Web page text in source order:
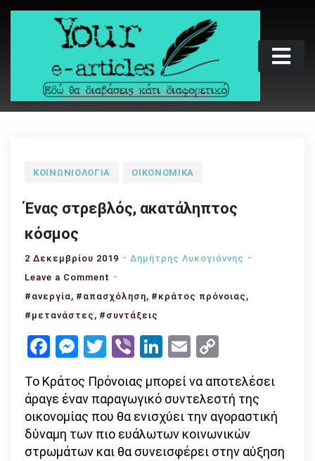
Skip
Your e-articles
Εδώ θα διαβάσεις κάτι διαφορετικό
ΚΟΙΝΩΝΙΟΛΟΓΊΑ ΟΙΚΟΝΟΜΙΚΆ
Ένας στρεβλός, ακατάληπτος
κόσμος
2 Δεκεμβρίου 2019
Δημήτρης Λυκογιάννης
Leave a Comment on
Ένας
στρεβλός,
κόσμος
#ανεργία, #απασχόληση, #κράτος πρόνοιας ,
#μετανάστες , #συντάξεις
Facebook
Messenger
Twitter
ViberLinkedIn
Email
Link
Το Κράτος Πρόνοιας μπορεί να αποτελέσει
άραγε έναν παραγωγικό συντελεστή της
οικονομίας που θα ενισχύει την αγοραστική
δύναμη των πιο ευάλωτων κοινωνικών
στρωμάτων και θα συνεισφέρει στην αύξηση